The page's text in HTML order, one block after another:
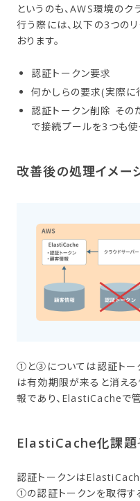
というのも、AWS環境の
行う際には、以下の3つの
おります。
認証トークン要求
何かしらの要求(実際に
認証トークン削除 その
で接続プールを3つも使
改善後の​処理イメー
①と③については認証トー
は有効期限が来ると消え
報であり、ElastiCacheで
ElastiCache化課題​
認証トークンは
①の認証トークンを取得す